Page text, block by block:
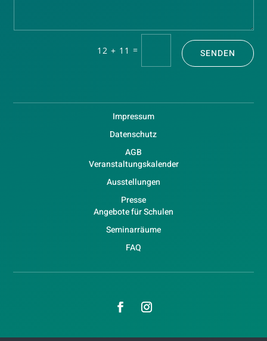
12 + 11 = SENDEN
Impressum
Datenschutz
AGB
Veranstaltungskalender
Ausstellungen
Presse
Angebote für Schulen
Seminarräume
FAQ